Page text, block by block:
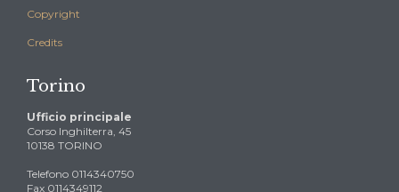
Copyright
Credits
Torino
Ufficio principale
Corso Inghilterra, 45
10138 TORINO
Telefono 0114340750
Fax 0114349112